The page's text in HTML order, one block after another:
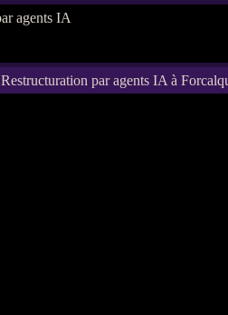
Restructuration par agents IA à